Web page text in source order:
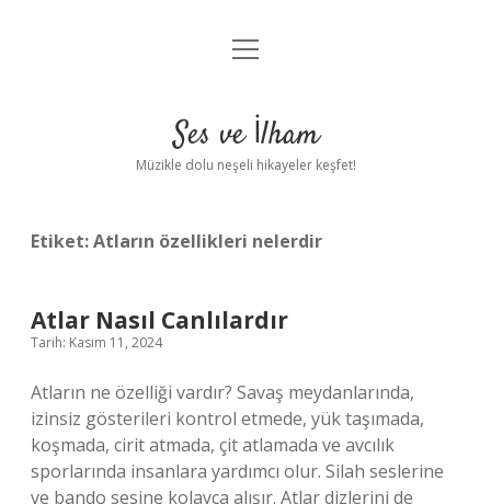
Anasayfa
Yasal Uyarı
menüyü
Ses ve İlham
Müzikle dolu neşeli hikayeler keşfet!
Etiket:Atların özellikleri nelerdir
Atlar Nasıl Canlılardır
Tarih: Kasım 11, 2024
Atların ne özelliği vardır? Savaş meydanlarında,
izinsiz gösterileri kontrol etmede, yük taşımada,
koşmada, cirit atmada, çit atlamada ve avcılık
sporlarında insanlara yardımcı olur. Silah seslerine
ve bando sesine kolayca alışır. Atlar dizlerini de